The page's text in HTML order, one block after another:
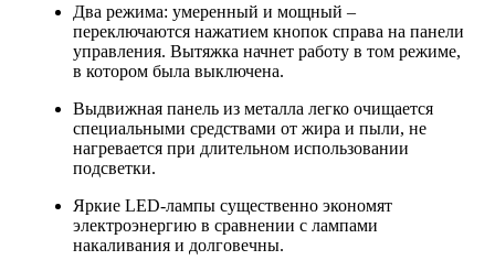
Два режима: умеренный и мощный –
переключаются нажатием кнопок справа на панели
управления. Вытяжка начнет работу в том режиме,
в котором была выключена.
Выдвижная панель из металла легко очищается
специальными средствами от жира и пыли, не
нагревается при длительном использовании
подсветки.
Яркие LED-лампы существенно экономят
электроэнергию в сравнении с лампами
накаливания и долговечны.